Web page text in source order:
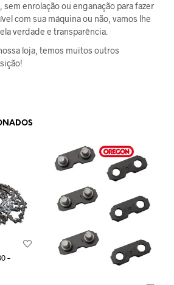
enrolação ou enganação para fazer
com sua máquina ou não, vamos lhe
verdade e transparência.
loja, temos muitos outros
–